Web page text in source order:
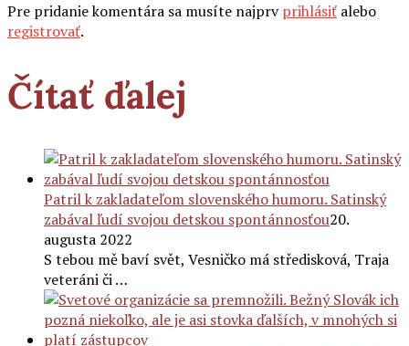
Pre pridanie komentára sa musíte najprvprihlásiť alebo
registrovať.
Čítať ďalej
Patril k zakladateľom slovenského humoru. Satinský
zabával ľudí svojou detskou spontánnosťou20.
augusta 2022
S tebou mě baví svět, Vesničko má středisková, Traja
veteráni či …